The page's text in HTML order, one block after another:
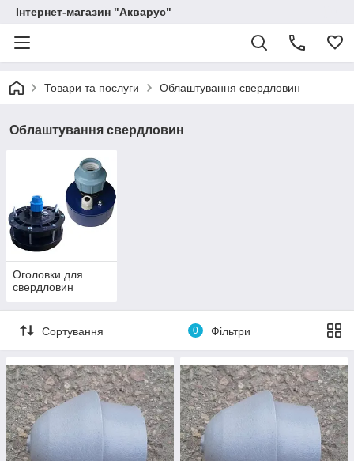
Інтернет-магазин "Акварус"
Товари та послуги Облаштування свердловин
Облаштування свердловин
Оголовки для
свердловин
Сортування 0 Фільтри